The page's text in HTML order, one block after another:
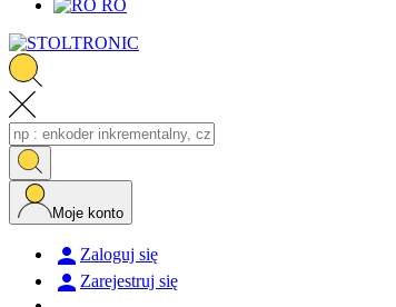
RO
Moje konto
 Zaloguj się
 Zarejestruj się